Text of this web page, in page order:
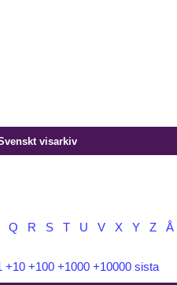
visarkiv
Q R S T U V X Y Z Å
+10 +100 +1000 +10000 sista